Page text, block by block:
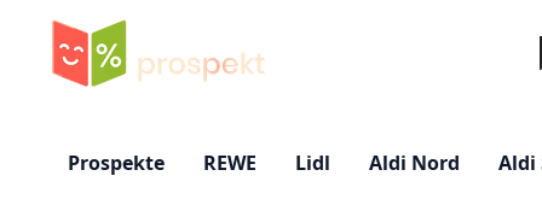
Prospekte REWE Lidl Aldi Nord Aldi